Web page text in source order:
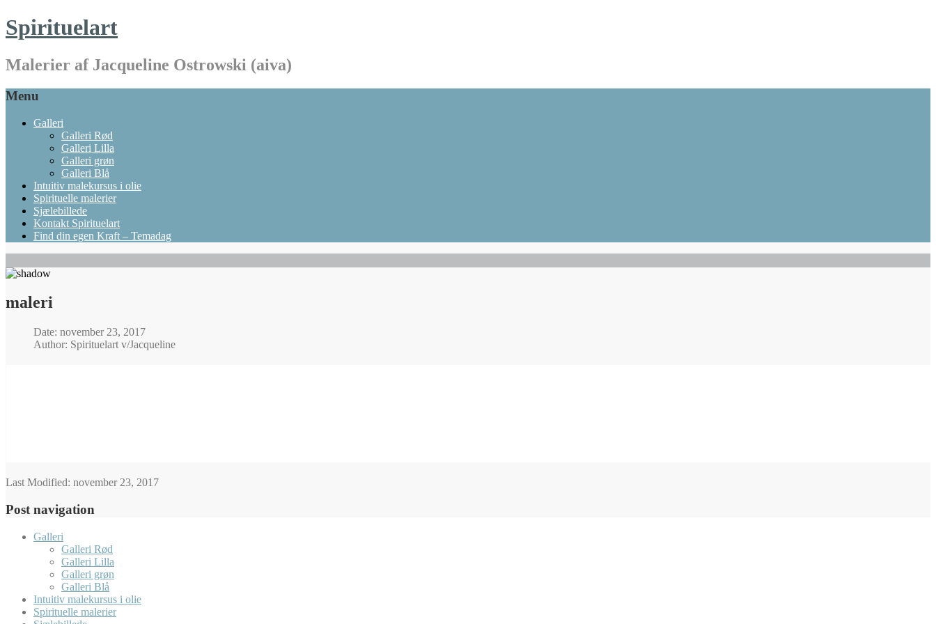
Spirituelart
Malerier af Jacqueline Ostrowski (aiva)
Menu
Galleri
Galleri Rød
Galleri Lilla
Galleri grøn
Galleri Blå
Intuitiv malekursus i olie
Spirituelle malerier
Sjælebillede
Kontakt Spirituelart
Find din egen Kraft – Temadag
maleri
Date: november 23, 2017
Author: Spirituelart v/Jacqueline
Last Modified: november 23, 2017
Post navigation
Galleri
Galleri Rød
Galleri Lilla
Galleri grøn
Galleri Blå
Intuitiv malekursus i olie
Spirituelle malerier